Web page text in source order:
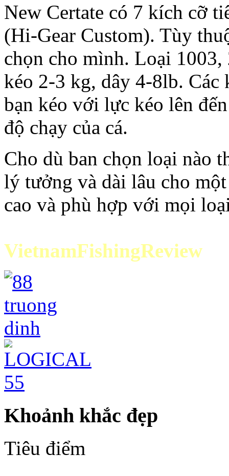
New Certate có 7 kích cỡ
(Hi-Gear Custom). Tùy
chọn cho mình. Loại
kéo 2-3 kg, dây 4-8lb. Các
bạn kéo với lực kéo lên
độ chạy của cá.
Cho dù ban chọn loại nào
lý tưởng và dài lâu cho
cao và phù hợp với mọi
VietnamFishingReview
Khoảnh khắc đẹp
Tiêu điểm